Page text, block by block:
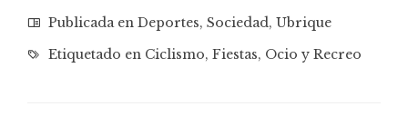
Publicada en Deportes, Sociedad, Ubrique
Etiquetado en Ciclismo, Fiestas, Ocio y Recreo